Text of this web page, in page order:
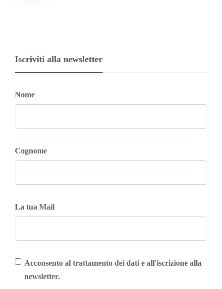
Iscriviti alla newsletter
Nome
Cognome
La tua Mail
Acconsento al trattamento dei dati e all'iscrizione alla
newsletter.